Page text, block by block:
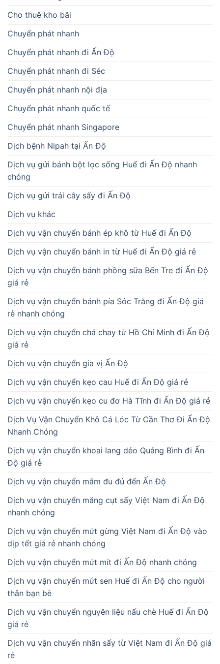
Cho thuê kho bãi
Chuyển phát nhanh
Chuyển phát nhanh đi Ấn Độ
Chuyển phát nhanh đi Séc
Chuyển phát nhanh nội địa
Chuyển phát nhanh quốc tế
Chuyển phát nhanh Singapore
Dịch bệnh Nipah tại Ấn Độ
Dịch vụ gửi bánh bột lọc sống Huế đi Ấn Độ nhanh
chóng
Dịch vụ gửi trái cây sấy đi Ấn Độ
Dịch vụ khác
Dịch vụ vận chuyển bánh ép khô từ Huế đi Ấn Độ
Dịch vụ vận chuyển bánh in từ Huế đi Ấn Độ giá rẻ
Dịch vụ vận chuyển bánh phồng sữa Bến Tre đi Ấn Độ
giá rẻ
Dịch vụ vận chuyển bánh pía Sóc Trăng đi Ấn Độ giá
rẻ nhanh chóng
Dịch vụ vận chuyển chả chay từ Hồ Chí Minh đi Ấn Độ
giá rẻ
Dịch vụ vận chuyển gia vị Ấn Độ
Dịch vụ vận chuyển kẹo cau Huế đi Ấn Độ giá rẻ
Dịch vụ vận chuyển kẹo cu đơ Hà Tĩnh đi Ấn Độ giá rẻ
Dịch Vụ Vận Chuyển Khô Cá Lóc Từ Cần Thơ Đi Ấn Độ
Nhanh Chóng
Dịch vụ vận chuyển khoai lang dẻo Quảng Bình đi Ấn
Độ giá rẻ
Dịch vụ vận chuyển mắm đu đủ đến Ấn Độ
Dịch vụ vận chuyển măng cụt sấy Việt Nam đi Ấn Độ
nhanh chóng
Dịch vụ vận chuyển mứt gừng Việt Nam đi Ấn Độ vào
dịp tết giá rẻ nhanh chóng
Dịch vụ vận chuyển mứt mít đi Ấn Độ nhanh chóng
Dịch vụ vận chuyển mứt sen Huế đi Ấn Độ cho người
thân bạn bè
Dịch vụ vận chuyển nguyên liệu nấu chè Huế đi Ấn Độ
giá rẻ
Dịch vụ vận chuyển nhãn sấy từ Việt Nam đi Ấn Độ giá
rẻ